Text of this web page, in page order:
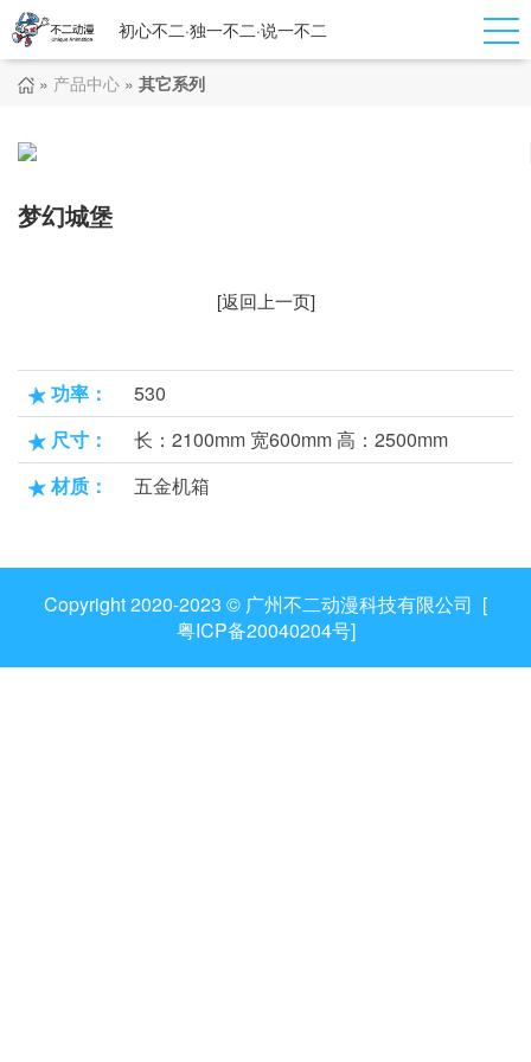
初心不二·独一不二·说一不二
» 产品中心 » 其它系列
梦幻城堡
[返回上一页]
功率：
530
尺寸：
长：2100mm 宽600mm 高：2500mm
材质：
五金机箱
Copyright 2020-2023 © 广州不二动漫科技有限公司 [
粤ICP备20040204号]